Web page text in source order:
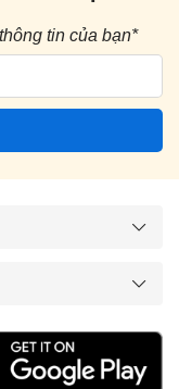
tin của bạn*